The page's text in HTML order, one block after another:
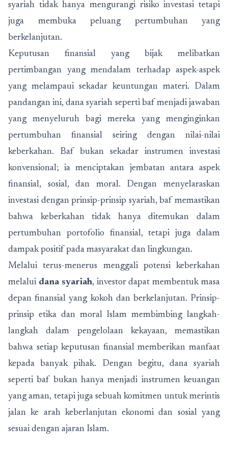
syariah tidak hanya mengurangi risiko investasi tetapi
juga membuka peluang pertumbuhan yang
berkelanjutan.
Keputusan finansial yang bijak melibatkan
pertimbangan yang mendalam terhadap aspek-aspek
yang melampaui sekadar keuntungan materi. Dalam
pandangan ini, dana syariah seperti baf menjadi jawaban
yang menyeluruh bagi mereka yang menginginkan
pertumbuhan finansial seiring dengan nilai-nilai
keberkahan. Baf bukan sekadar instrumen investasi
konvensional; ia menciptakan jembatan antara aspek
finansial, sosial, dan moral. Dengan menyelaraskan
investasi dengan prinsip-prinsip syariah, baf memastikan
bahwa keberkahan tidak hanya ditemukan dalam
pertumbuhan portofolio finansial, tetapi juga dalam
dampak positif pada masyarakat dan lingkungan.
Melalui terus-menerus menggali potensi keberkahan
melalui dana syariah, investor dapat membentuk masa
depan finansial yang kokoh dan berkelanjutan. Prinsip-
prinsip etika dan moral Islam membimbing langkah-
langkah dalam pengelolaan kekayaan, memastikan
bahwa setiap keputusan finansial memberikan manfaat
kepada banyak pihak. Dengan begitu, dana syariah
seperti baf bukan hanya menjadi instrumen keuangan
yang aman, tetapi juga sebuah komitmen untuk merintis
jalan ke arah keberlanjutan ekonomi dan sosial yang
sesuai dengan ajaran Islam.